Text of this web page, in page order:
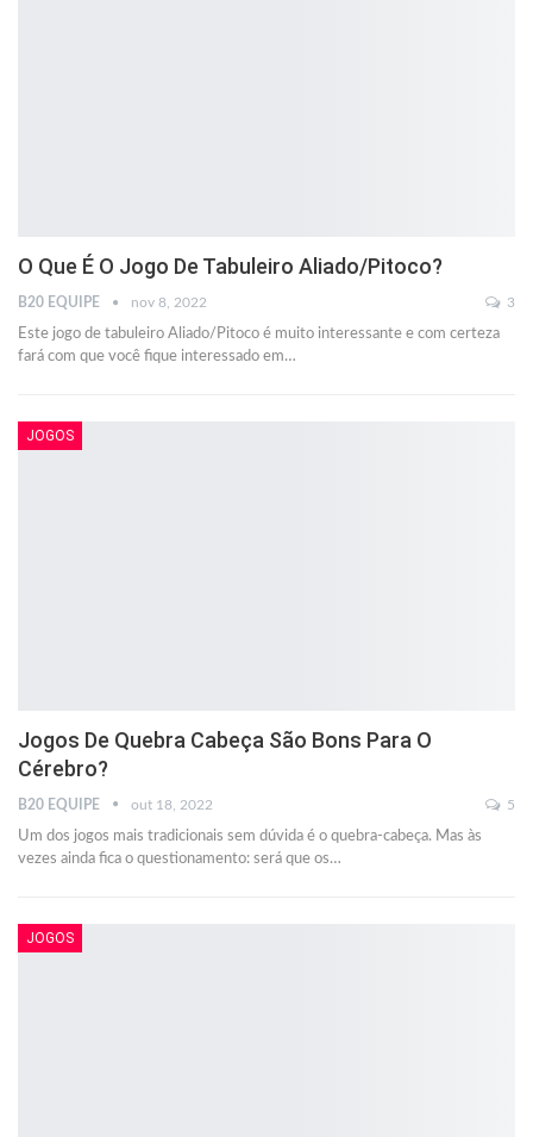
O Que É O Jogo De Tabuleiro Aliado/Pitoco?
B20 EQUIPE nov 8, 2022 3
Este jogo de tabuleiro Aliado/Pitoco é muito interessante e com certeza
fará com que você fique interessado em…
JOGOS
Jogos De Quebra Cabeça São Bons Para O
Cérebro?
B20 EQUIPE out 18, 2022 5
Um dos jogos mais tradicionais sem dúvida é o quebra-cabeça. Mas às
vezes ainda fica o questionamento: será que os…
JOGOS